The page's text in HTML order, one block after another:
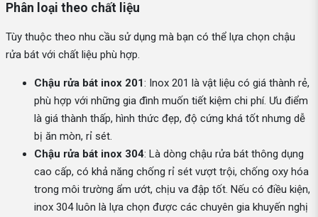
Phân loại theo chất liệu
Tùy thuộc theo nhu cầu sử dụng mà bạn có thể lựa chọn chậu
rửa bát với chất liệu phù hợp.
Chậu rửa bát inox 201: Inox 201 là vật liệu có giá thành rẻ,
phù hợp với những gia đình muốn tiết kiệm chi phí. Ưu điểm
là giá thành thấp, hình thức đẹp, độ cứng khá tốt nhưng dễ
bị ăn mòn, rỉ sét.
Chậu rửa bát inox 304: Là dòng chậu rửa bát thông dụng
cao cấp, có khả năng chống rỉ sét vượt trội, chống oxy hóa
trong môi trường ẩm ướt, chịu va đập tốt. Nếu có điều kiện,
inox 304 luôn là lựa chọn được các chuyên gia khuyến nghị